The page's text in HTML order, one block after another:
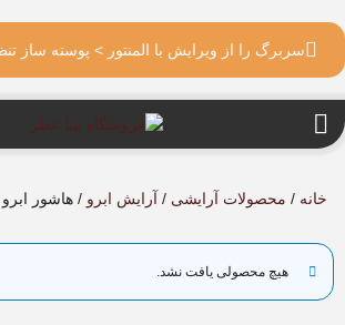
سربرگ را از ویرایش با المنتور > پوسته ساز
خانه / محصولات آرایشی / آرایش ابرو / هاشور ابرو
هیچ محصولی یافت نشد.